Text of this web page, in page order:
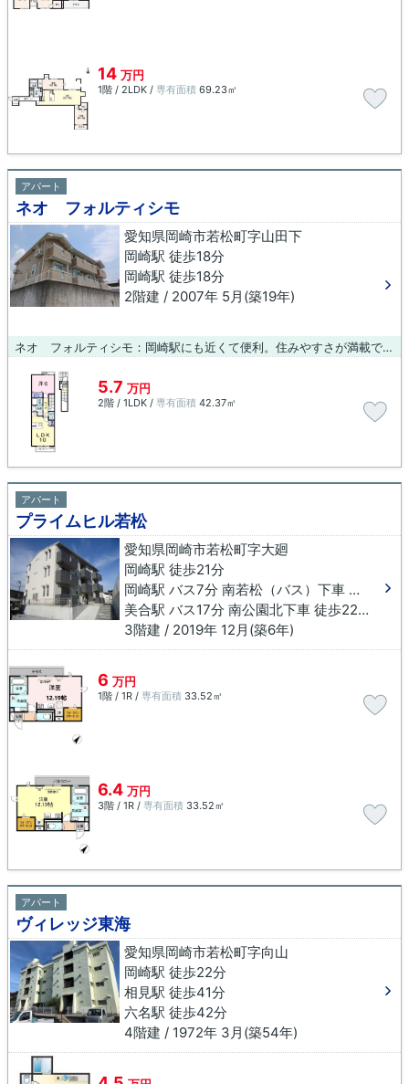
14 万円
1階 / 2LDK / 専有面積 69.23㎡
アパート
ネオ フォルティシモ
愛知県岡崎市若松町字山田下
岡崎駅 徒歩18分
岡崎駅 徒歩18分
2階建 / 2007年 5月(築19年)
ネオ フォルティシモ：岡崎駅にも近くて便利。住みやすさが満載でイチオシのアパートはこちらです。失敗しないお部屋選びをするなら、ブルーボックス 岡崎支店にお任せください。当社では、岡崎市エリアにある条件の整った物件情報を数多くご用意しております。
5.7 万円
2階 / 1LDK / 専有面積 42.37㎡
アパート
プライムヒル若松
愛知県岡崎市若松町字大廻
岡崎駅 徒歩21分
岡崎駅 バス7分 南若松（バス）下車 徒歩6分
美合駅 バス17分 南公園北下車 徒歩22分
3階建 / 2019年 12月(築6年)
6 万円
1階 / 1R / 専有面積 33.52㎡
6.4 万円
3階 / 1R / 専有面積 33.52㎡
アパート
ヴィレッジ東海
愛知県岡崎市若松町字向山
岡崎駅 徒歩22分
相見駅 徒歩41分
六名駅 徒歩42分
4階建 / 1972年 3月(築54年)